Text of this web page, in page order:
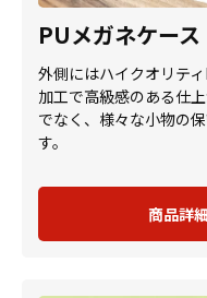
PUメガネケース
外側にはハイクオリテ
加工で高級感のある仕
でなく、様々な小物の
す。
商品詳